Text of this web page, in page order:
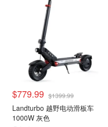
$779.99 $1399.99
Landturbo 越野电动滑板车
1000W 灰色